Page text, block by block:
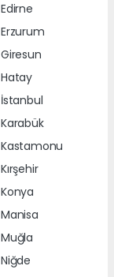
Edirne
Erzurum
Giresun
Hatay
İstanbul
Karabük
Kastamonu
Kırşehir
Konya
Manisa
Muğla
Niğde